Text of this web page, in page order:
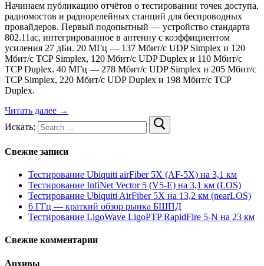
Начинаем публикацию отчётов о тестировании точек доступа,
радиомостов и радиорелейных станций для беспроводных
провайдеров. Первый подопытный — устройство стандарта
802.11ac, интегрированное в антенну с коэффициентом
усиления 27 дБи. 20 МГц — 137 Мбит/с UDP Simplex и 120
Мбит/с TCP Simplex, 120 Мбит/с UDP Duplex и 110 Мбит/с
TCP Duplex. 40 МГц — 278 Мбит/с UDP Simplex и 205 Мбит/с
TCP Simplex, 220 Мбит/с UDP Duplex и 198 Мбит/с TCP
Duplex.
Читать далее →
Искать:
Свежие записи
Тестирование Ubiquiti airFiber 5X (AF-5X) на 3,1 км
Тестирование InfiNet Vector 5 (V5-E) на 3,1 км (LOS)
Тестирование Ubiquiti AirFiber 5X на 13,2 км (nearLOS)
6 ГГц — краткий обзор рынка БШПД
Тестирование LigoWave LigoPTP RapidFire 5-N на 23 км
Свежие комментарии
Архивы